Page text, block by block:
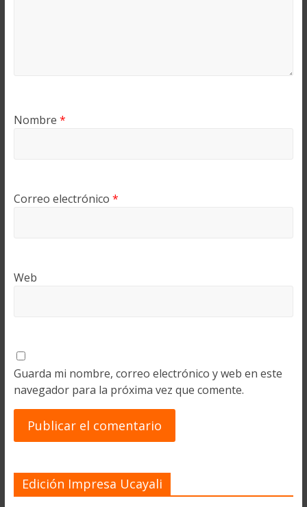
Nombre *
Correo electrónico *
Web
Guarda mi nombre, correo electrónico y web en este
navegador para la próxima vez que comente.
Edición Impresa Ucayali